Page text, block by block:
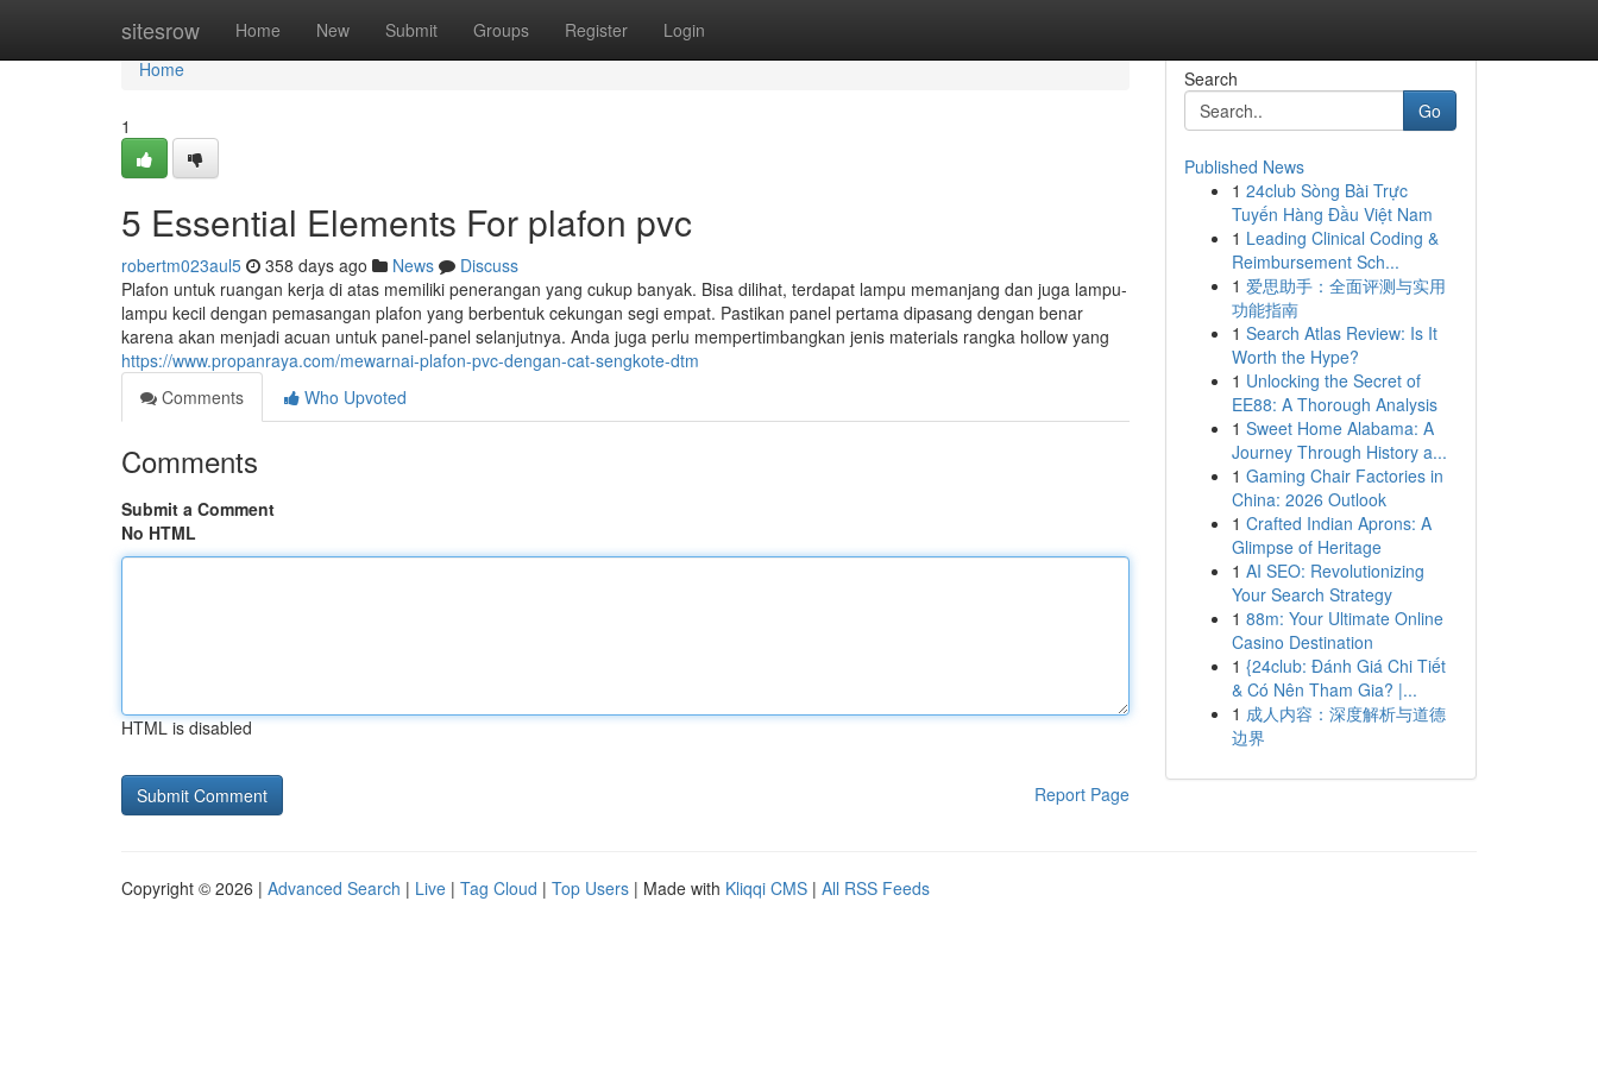
sitesrow Home New Submit Groups Register Login
Home
Home
1
5 Essential Elements For plafon pvc
robertm023aul5 358 days ago News
Discuss
Plafon untuk ruangan kerja di atas memiliki penerangan yang cukup banyak. Bisa dilihat, terdapat lampu memanjang dan juga lampu-
lampu kecil dengan pemasangan plafon yang berbentuk cekungan segi empat. Pastikan panel pertama dipasang dengan benar
karena akan menjadi acuan untuk panel-panel selanjutnya. Anda juga perlu mempertimbangkan jenis materials rangka hollow yang
https://www.propanraya.com/mewarnai-plafon-pvc-dengan-cat-sengkote-dtm
Comments
Who Upvoted
Comments
Submit a Comment
No HTML
HTML is disabled
Report Page
Search
Go
Published News
1 24club Sòng Bài Trực
Tuyến Hàng Đầu Việt Nam
1 Leading Clinical Coding &
Reimbursement Sch...
1 爱思助手：全面评测与实用
功能指南
1 Search Atlas Review: Is It
Worth the Hype?
1 Unlocking the Secret of
EE88: A Thorough Analysis
1 Sweet Home Alabama: A
Journey Through History a...
1 Gaming Chair Factories in
China: 2026 Outlook
1 Crafted Indian Aprons: A
Glimpse of Heritage
1 AI SEO: Revolutionizing
Your Search Strategy
1 88m: Your Ultimate Online
Casino Destination
1 {24club: Đánh Giá Chi Tiết
& Có Nên Tham Gia? |...
1 成人内容：深度解析与道德
边界
Copyright © 2026 | Advanced Search | Live | Tag Cloud | Top Users | Made with Kliqqi CMS | All RSS Feeds